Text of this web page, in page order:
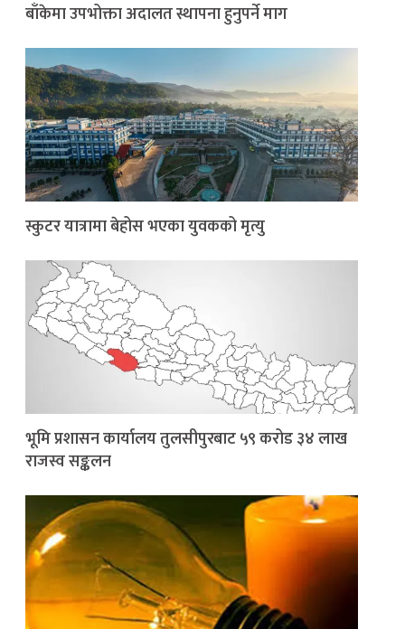
बाँकेमा उपभोक्ता अदालत स्थापना हुनुपर्ने माग
स्कुटर यात्रामा बेहोस भएका युवकको मृत्यु
भूमि प्रशासन कार्यालय तुलसीपुरबाट ५९ करोड ३४ लाख
राजस्व सङ्कलन